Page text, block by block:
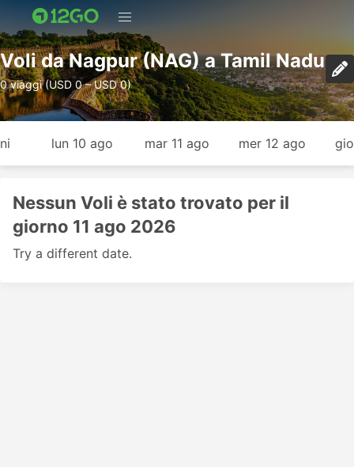
Voli da Nagpur (NAG) a Tamil Nadu
0 viaggi (USD 0 – USD 0)
lun 10 ago mar 11 ago mer 12 ago
Nessun Voli è stato trovato per il
giorno 11 ago 2026
Try a different date.